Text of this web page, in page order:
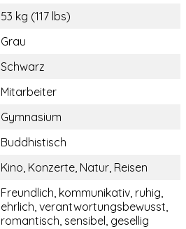
53 kg (117 lbs)
Grau
Schwarz
Mitarbeiter
Gymnasium
Buddhistisch
Kino, Konzerte, Natur, Reisen
Freundlich, kommunikativ, ruhig,
ehrlich, verantwortungsbewusst,
romantisch, sensibel, gesellig